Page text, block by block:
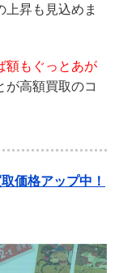
昇も見込めま
額もぐっとあが
が高額買取のコ
価格アップ中！